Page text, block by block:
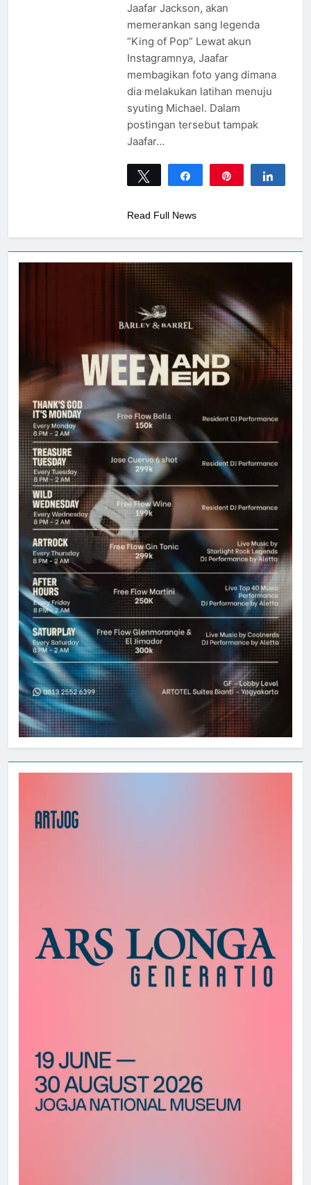
Jaafar Jackson, akan
memerankan sang legenda
“King of Pop” Lewat akun
Instagramnya, Jaafar
membagikan foto yang dimana
dia melakukan latihan menuju
syuting Michael. Dalam
postingan tersebut tampak
Jaafar…
Tweet Share
Read Full News